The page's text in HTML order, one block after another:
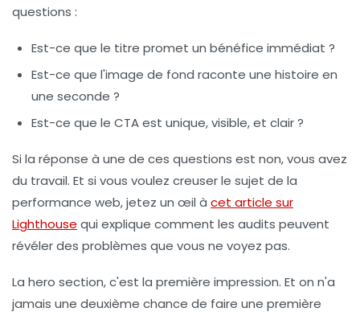
questions :
Est-ce que le titre promet un bénéfice immédiat ?
Est-ce que l'image de fond raconte une histoire en
une seconde ?
Est-ce que le CTA est unique, visible, et clair ?
Si la réponse à une de ces questions est non, vous avez
du travail. Et si vous voulez creuser le sujet de la
performance web, jetez un œil à cet article sur
Lighthouse qui explique comment les audits peuvent
révéler des problèmes que vous ne voyez pas.
La hero section, c'est la première impression. Et on n'a
jamais une deuxième chance de faire une première